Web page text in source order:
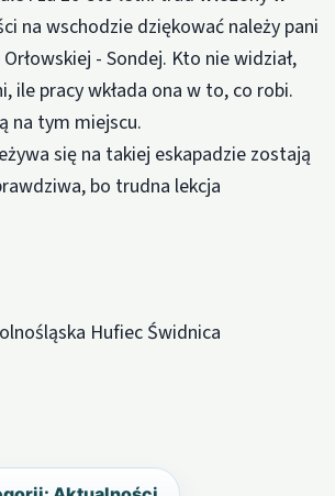
na wschodzie dziękować należy pani
- Sondej. Kto nie widział,
ile pracy wkłada ona w to, co robi.
na tym miejscu.
się na takiej eskapadzie zostają
bo trudna lekcja
Hufiec Świdnica